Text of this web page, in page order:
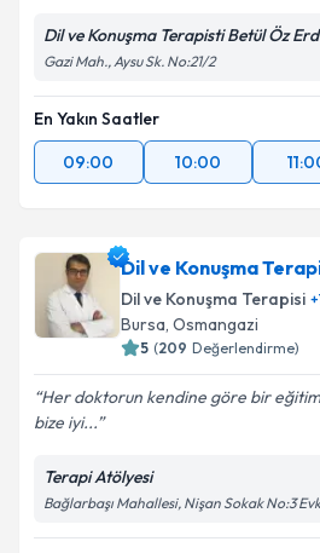
Dil ve Konuşma Terapisti Betül Öz
Gazi Mah., Aysu Sk. No:21/2
En Yakın Saatler
09:00
10:00
Dil ve Konuşma
Dil ve Konuşma Terapisi +
Bursa, Osmangazi
5 (209 Değerlendirme)
Her doktorun kendine göre bir eğitim
bize iyi...
Terapi Atölyesi
Bağlarbaşı Mahallesi, Nişan Sokak No:3